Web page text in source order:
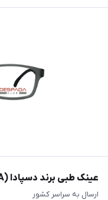
عینک طبی برند دسپادا (DESPADA) مدل DSC272
ارسال به سراسر کشور